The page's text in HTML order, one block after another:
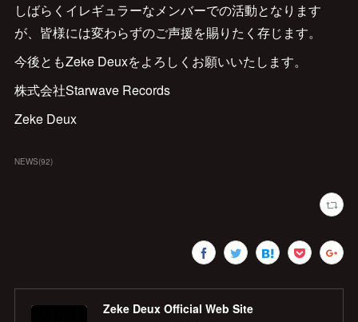
しばらくイレギュラーなメンバーでの活動となります
が、皆様には変わらずのご声援を賜りたく存じます。
今後ともZeke Deuxをよろしくお願いいたします。
株式会社Starwave Records
Zeke Deux
NEWS(92)
Zeke Deux Official Web Site